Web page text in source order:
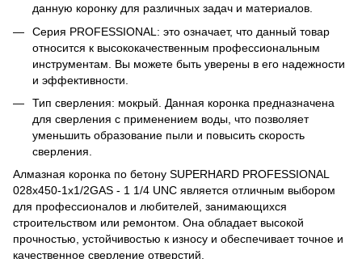
данную коронку для различных задач и материалов.
Серия PROFESSIONAL: это означает, что данный товар
относится к высококачественным профессиональным
инструментам. Вы можете быть уверены в его надежности
и эффективности.
Тип сверления: мокрый. Данная коронка предназначена
для сверления с применением воды, что позволяет
уменьшить образование пыли и повысить скорость
сверления.
Алмазная коронка по бетону SUPERHARD PROFESSIONAL
028x450-1x1/2GAS - 1 1/4 UNC является отличным выбором
для профессионалов и любителей, занимающихся
строительством или ремонтом. Она обладает высокой
прочностью, устойчивостью к износу и обеспечивает точное и
качественное сверление отверстий.